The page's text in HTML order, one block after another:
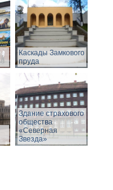
Каскады Замкового
пруда
Здание страхового
общества
«Северная
Звезда»